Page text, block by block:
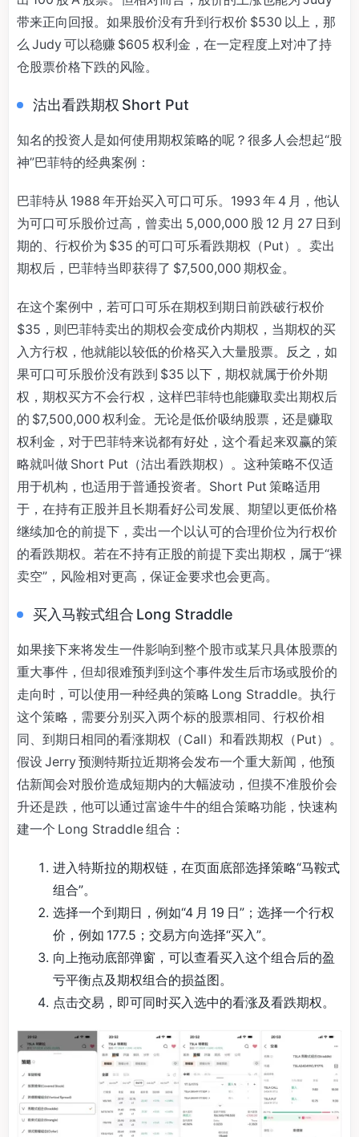
带来正向回报。如果股价没有升到行权价 $530 以上，那
么 Judy 可以稳赚 $605 权利金，在一定程度上对冲了持
仓股票价格下跌的风险。
沽出看跌期权 Short Put
知名的投资人是如何使用期权策略的呢？很多人会想起“股
神”巴菲特的经典案例：
巴菲特从 1988 年开始买入可口可乐。1993 年 4 月，他认
为可口可乐股价过高，曾卖出 5,000,000 股 12 月 27 日到
期的、行权价为 $35 的可口可乐看跌期权（Put）。卖出
期权后，巴菲特当即获得了 $7,500,000 期权金。
在这个案例中，若可口可乐在期权到期日前跌破行权价
$35，则巴菲特卖出的期权会变成价内期权，当期权的买
入方行权，他就能以较低的价格买入大量股票。反之，如
果可口可乐股价没有跌到 $35 以下，期权就属于价外期
权，期权买方不会行权，这样巴菲特也能赚取卖出期权后
的 $7,500,000 权利金。无论是低价吸纳股票，还是赚取
权利金，对于巴菲特来说都有好处，这个看起来双赢的策
略就叫做 Short Put（沽出看跌期权）。这种策略不仅适
用于机构，也适用于普通投资者。Short Put 策略适用
于，在持有正股并且长期看好公司发展、期望以更低价格
继续加仓的前提下，卖出一个以认可的合理价位为行权价
的看跌期权。若在不持有正股的前提下卖出期权，属于“裸
卖空”，风险相对更高，保证金要求也会更高。
买入马鞍式组合 Long Straddle
如果接下来将发生一件影响到整个股市或某只具体股票的
重大事件，但却很难预判到这个事件发生后市场或股价的
走向时，可以使用一种经典的策略 Long Straddle。执行
这个策略，需要分别买入两个标的股票相同、行权价相
同、到期日相同的看涨期权（Call）和看跌期权（Put）。
假设 Jerry 预测特斯拉近期将会发布一个重大新闻，他预
估新闻会对股价造成短期内的大幅波动，但摸不准股价会
升还是跌，他可以通过富途牛牛的组合策略功能，快速构
建一个 Long Straddle 组合：
进入特斯拉的期权链，在页面底部选择策略“马鞍式
组合”。
选择一个到期日，例如“4 月 19 日”；选择一个行权
价，例如 177.5；交易方向选择“买入”。
向上拖动底部弹窗，可以查看买入这个组合后的盈
亏平衡点及期权组合的损益图。
点击交易，即可同时买入选中的看涨及看跌期权。